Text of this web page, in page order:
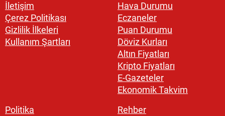
İletişim
Çerez Politikası
Gizlilik İlkeleri
Kullanım Şartları
Hava Durumu
Eczaneler
Puan Durumu
Döviz Kurları
Altın Fiyatları
Kripto Fiyatları
E-Gazeteler
Ekonomik Takvim
Politika
Rehber